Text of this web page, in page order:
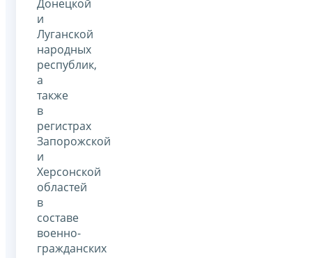
Донецкой
и
Луганской
народных
республик,
а
также
в
регистрах
Запорожской
и
Херсонской
областей
в
составе
военно-
гражданских